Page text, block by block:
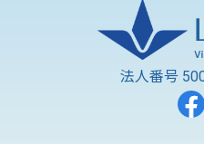
法人番号